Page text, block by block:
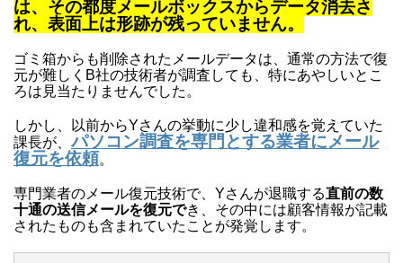
は、その都度メールボックスからデータ消去さ
れ、表面上は形跡が残っていません。
ゴミ箱からも削除されたメールデータは、通常の方法で復
元が難しくB社の技術者が調査しても、特にあやしいとこ
ろは見当たりませんでした。
しかし、以前からYさんの挙動に少し違和感を覚えていた
課長が、パソコン調査を専門とする業者にメール
復元を依頼。
専門業者のメール復元技術で、Yさんが退職する直前の数
十通の送信メールを復元でき、その中には顧客情報が記載
されたものも含まれていたことが発覚します。